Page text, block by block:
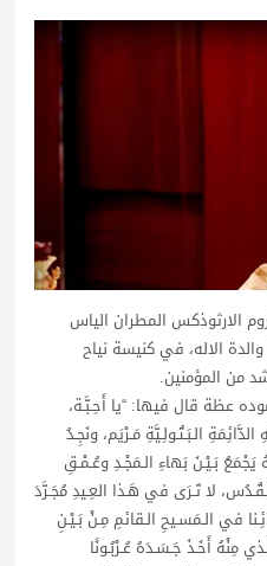
الارثوذكس المطران الياس
الاله، في كنيسة نياح
من المؤمنين.
عظة قال فيها: “يا أَحِـبَّـة،
الـبَـتُـولِـيَّةِ مَـرْيَم، ونَجِـدُ
يَجْمَعُ بَـيْـنَ بَهاءِ الـمَجْـدِ وعُـمْـقِ
لا تَـرَى في هَـذا العِـيدِ مُجَـرَّدَ
في الـمَسـيحِ الـقائمِ مِـنْ بَـيْـنِ
مِنْهُ أَخَـذَ جَـسَـدَهُ عُـرْبُـونًا